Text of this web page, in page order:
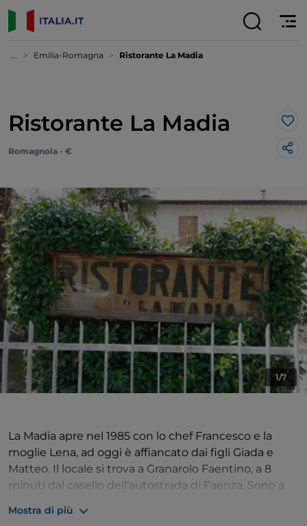
... Emilia-Romagna Ristorante La Madia
Ristorante La Madia
Romagnola - €
1/7
La Madia apre nel 1985 con lo chef Francesco e la
moglie Lena, ad oggi è affiancato dai figli Giada e
Matteo. Il locale si trova a Granarolo Faentino, a 8
minuti dal casello dell'autostrada di Faenza. Sono a
può ospitare fino a 60 persone, l'altra più riservata da
Mostra di più